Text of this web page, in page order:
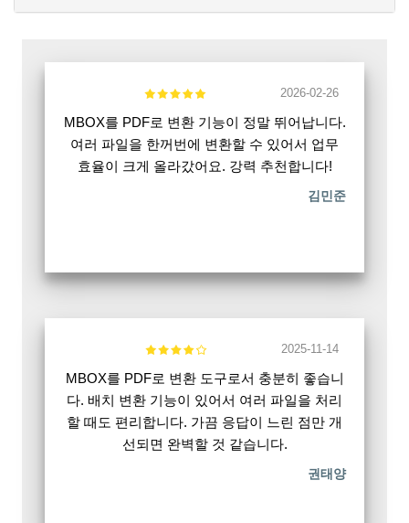
2026-02-26
MBOX를 PDF로 변환 기능이 정말 뛰어납니다.
여러 파일을 한꺼번에 변환할 수 있어서 업무
효율이 크게 올라갔어요. 강력 추천합니다!
김민준
2025-11-14
MBOX를 PDF로 변환 도구로서 충분히 좋습니
다. 배치 변환 기능이 있어서 여러 파일을 처리
할 때도 편리합니다. 가끔 응답이 느린 점만 개
선되면 완벽할 것 같습니다.
권태양